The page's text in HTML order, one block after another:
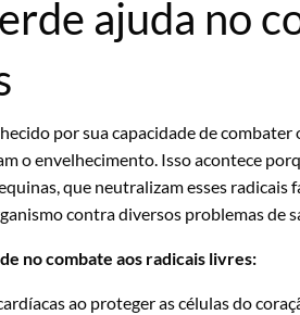
ajuda no
por sua capacidade de
o envelhecimento. Isso acontece
que neutralizam esses
contra diversos problemas de
no combate aos radicais livres:
ao proteger as células do